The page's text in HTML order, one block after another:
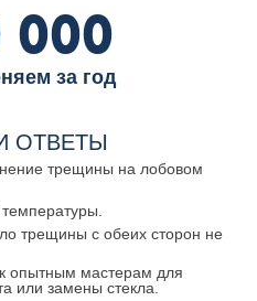
000
за год
ОТВЕТЫ
трещины на лобовом
трещины с обеих сторон не
опытным мастерам для
или замены стекла.